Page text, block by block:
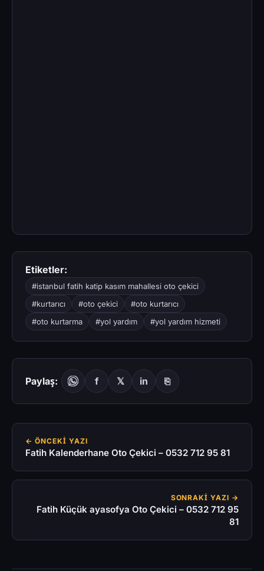
Etiketler:
#istanbul fatih katip kasım mahallesi oto çekici
#kurtarıcı
#oto çekici
#oto kurtarıcı
#oto kurtarma
#yol yardım #yol yardım hizmeti
Paylaş: f 𝕏 in ⎘
← ÖNCEKI YAZI
Fatih Kalenderhane Oto Çekici – 0532 712 95 81
SONRAKI YAZI →
Fatih Küçük ayasofya Oto Çekici – 0532 712 95
81